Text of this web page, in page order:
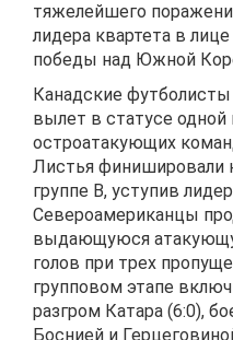
тяжелейшего
лидера квартета в
победы над Южной
Канадские
вылет в статусе
остроатакующих
Листья финишировали
группе B, уступив
Североамериканцы
выдающуюся
голов при трех
групповом этапе
разгром Катара (6:0),
Боснией и